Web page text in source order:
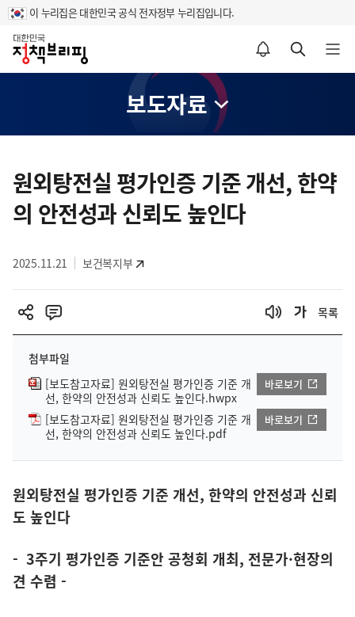
이 누리집은 대한민국 공식 전자정부 누리집입니다.
홈
알림설정 바로가기 검색 바로가기 메뉴 열기
보도자료
텐
츠
영
원외탕전실 평가인증 기준 개선, 한약
의 안전성과 신뢰도 높인다
2025.11.21 보건복지부
목록
첨부파일
[보도참고자료] 원외탕전실 평가인증 기준 개
선, 한약의 안전성과 신뢰도 높인다.hwpx
바로보기
[보도참고자료] 원외탕전실 평가인증 기준 개
선, 한약의 안전성과 신뢰도 높인다.pdf
바로보기
원외탕전실 평가인증 기준 개선, 한약의 안전성과 신뢰
도 높인다
- 3주기 평가인증 기준안 공청회 개최, 전문가·현장의
견 수렴 -